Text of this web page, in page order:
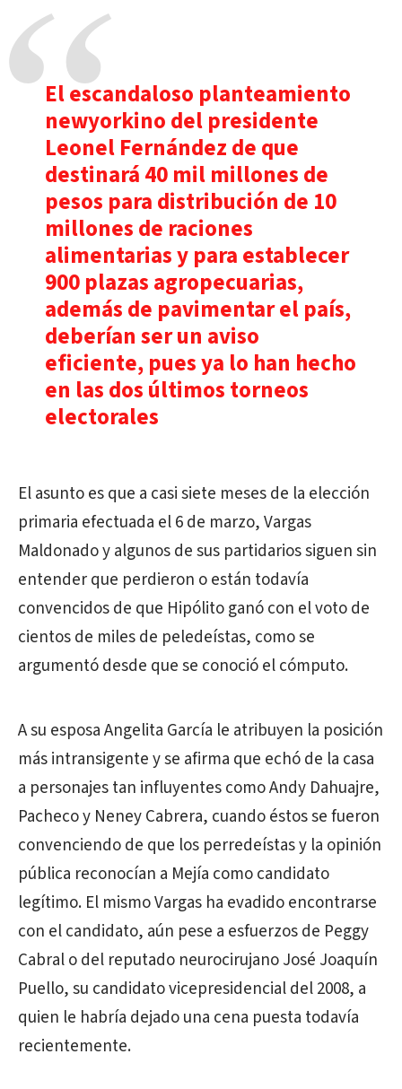
El escandaloso planteamiento
newyorkino del presidente
Leonel Fernández de que
destinará 40 mil millones de
pesos para distribución de 10
millones de raciones
alimentarias y para establecer
900 plazas agropecuarias,
además de pavimentar el país,
deberían ser un aviso
eficiente, pues ya lo han hecho
en las dos últimos torneos
electorales
El asunto es que a casi siete meses de la elección
primaria efectuada el 6 de marzo, Vargas
Maldonado y algunos de sus partidarios siguen sin
entender que perdieron o están todavía
convencidos de que Hipólito ganó con el voto de
cientos de miles de peledeístas, como se
argumentó desde que se conoció el cómputo.
A su esposa Angelita García le atribuyen la posición
más intransigente y se afirma que echó de la casa
a personajes tan influyentes como Andy Dahuajre,
Pacheco y Neney Cabrera, cuando éstos se fueron
convenciendo de que los perredeístas y la opinión
pública reconocían a Mejía como candidato
legítimo. El mismo Vargas ha evadido encontrarse
con el candidato, aún pese a esfuerzos de Peggy
Cabral o del reputado neurocirujano José Joaquín
Puello, su candidato vicepresidencial del 2008, a
quien le habría dejado una cena puesta todavía
recientemente.